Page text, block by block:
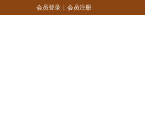
会员登录 会员注册